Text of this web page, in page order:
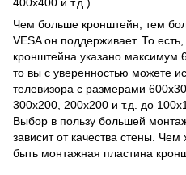
Чем больше кронштейн, тем
VESA он поддерживает. То
кронштейна указано максимум
то вы с уверенностью можете
телевизора с размерами
300х200, 200х200 и т.д. до
Выбор в пользу большей
зависит от качества стены.
быть монтажная пластина